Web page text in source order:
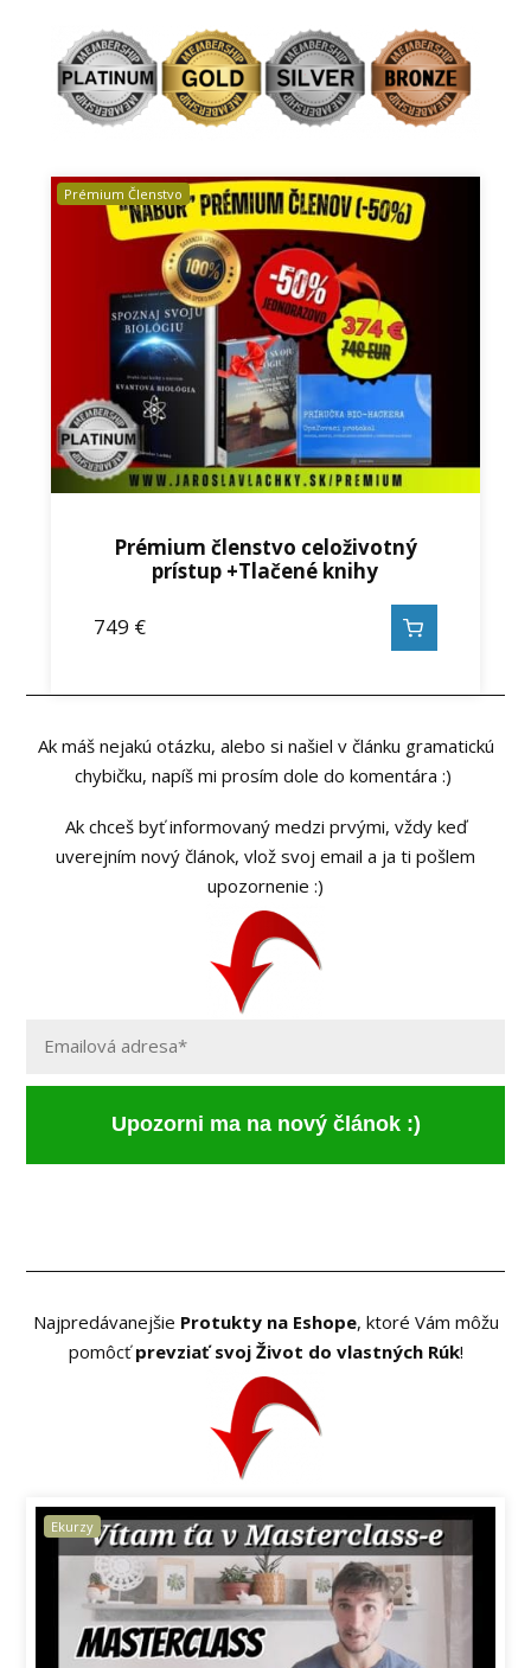
Prémium Členstvo
Prémium členstvo celoživotný
prístup +Tlačené knihy
749 €
Ak máš nejakú otázku, alebo si našiel v článku gramatickú
chybičku, napíš mi prosím dole do komentára :)
Ak chceš byť informovaný medzi prvými, vždy keď
uverejním nový článok, vlož svoj email a ja ti pošlem
upozornenie :)
Upozorni ma na nový článok :)
Najpredávanejšie Protukty na Eshope, ktoré Vám môžu
pomôcťprevziať svoj Život do vlastných Rúk!
Prémium Členstvo
Ekurzy
Webináre
Knihy | Protokoly